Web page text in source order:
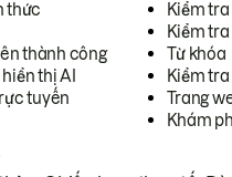
thức
thành công
thị AI
tuyến
Kiểm tra
Kiểm
Từ khóa
Kiểm
Trang
Khám